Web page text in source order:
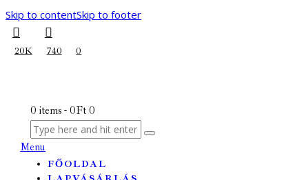
Skip to contentSkip to footer
20K 740 0
0 items - 0Ft 0
Menu
FŐOLDAL